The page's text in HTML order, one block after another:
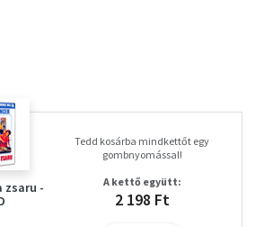
ajánlott - F/4129/J
zsaru -
Tedd kosárba mindkettőt egy
gombnyomással!
A kettő együtt:
2 198 Ft